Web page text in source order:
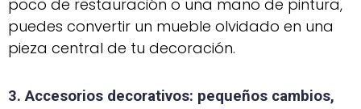
poco de restauración o una mano de pintura,
puedes convertir un mueble olvidado en una
pieza central de tu decoración.
3. Accesorios decorativos: pequeños cambios,